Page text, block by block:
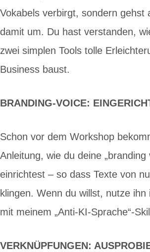
Vokabels verbirgt, sondern gehst
damit um. Du hast verstanden,
zwei simplen Tools tolle
Business baust.
BRANDING-VOICE:
Schon vor dem Workshop
Anleitung, wie du deine „branding
einrichtest – so dass Texte von
klingen. Wenn du willst, nutze ihn
mit meinem „Anti-KI-Sprache“-
VERKNÜPFUNGEN: